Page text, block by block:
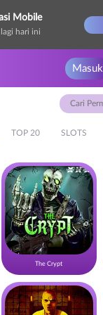
Mobile
hari ini
Masuk
TOP 20 SLOTS
The Crypt